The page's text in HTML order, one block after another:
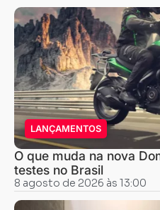
LANÇAMENTOS
O que muda na nova
testes no Brasil
8 agosto de 2026 às 13:00